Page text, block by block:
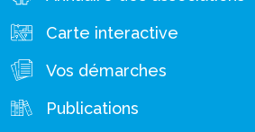
Carte interactive
Vos démarches
Publications